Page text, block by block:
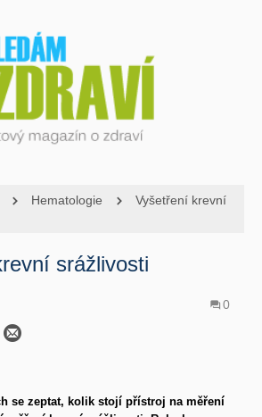
Hematologie
Vyšetření krevní
srážlivosti
0
se zeptat, kolik stojí přístroj na měření